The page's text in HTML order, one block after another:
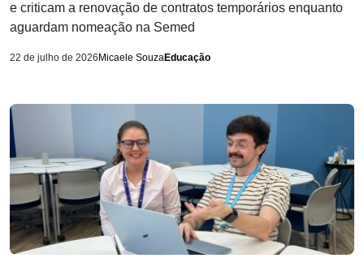
e criticam a renovação de contratos temporários enquanto
aguardam nomeação na Semed
22 de julho de 2026 Micaele SouzaEducação